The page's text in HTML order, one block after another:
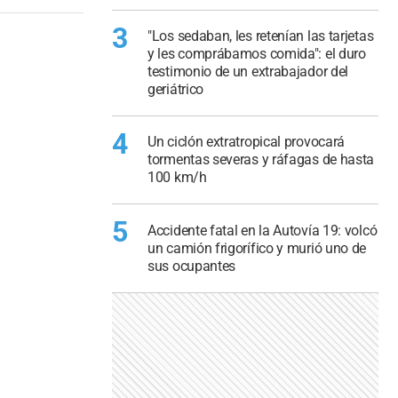
3
"Los sedaban, les retenían las tarjetas
y les comprábamos comida": el duro
testimonio de un extrabajador del
geriátrico
4
Un ciclón extratropical provocará
tormentas severas y ráfagas de hasta
100 km/h
5
Accidente fatal en la Autovía 19: volcó
un camión frigorífico y murió uno de
sus ocupantes